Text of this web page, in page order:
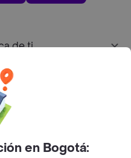
de ti
en Bogotá: